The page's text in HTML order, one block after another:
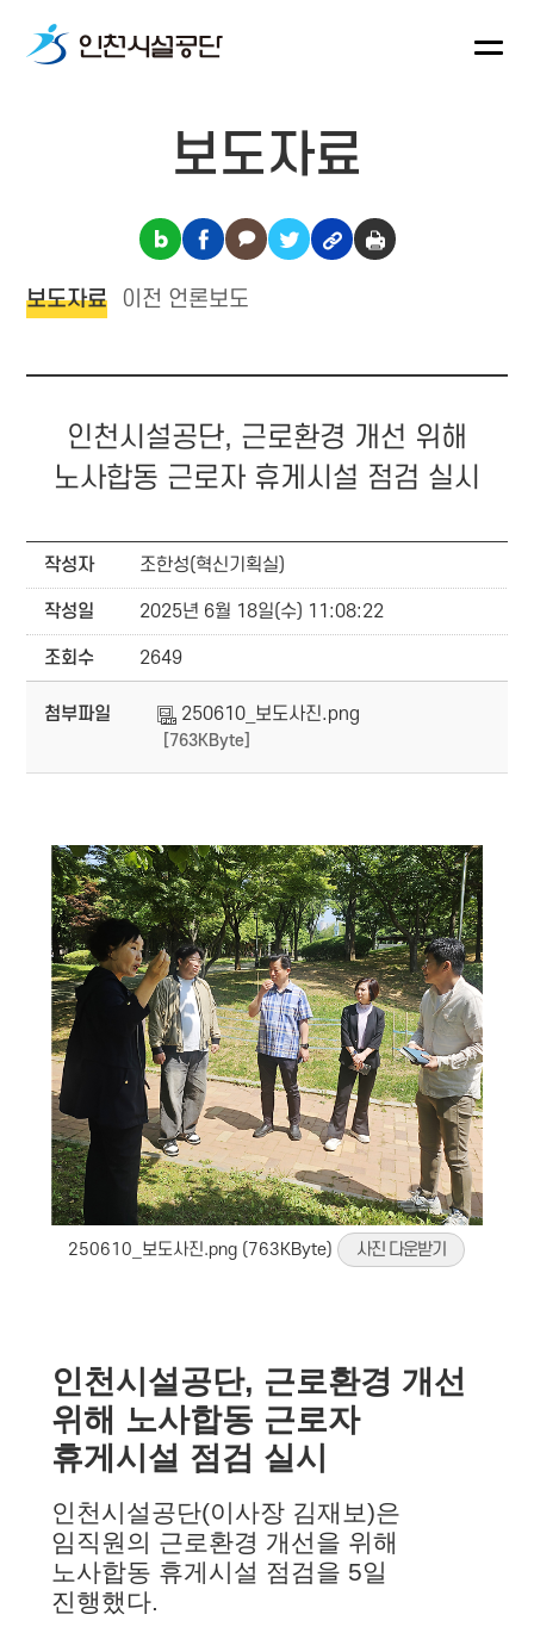
보도자료
보도자료 이전 언론보도
인천시설공단, 근로환경 개선 위해
노사합동 근로자 휴게시설 점검 실시
작성자 조한성(혁신기획실)
작성일 2025년 6월 18일(수) 11:08:22
조회수 2649
첨부파일 250610_보도사진.png
[763KByte]
250610_보도사진.png (763KByte) 사진 다운받기
인천시설공단, 근로환경 개선
위해 노사합동 근로자
휴게시설 점검 실시
인천시설공단(이사장 김재보)은
임직원의 근로환경 개선을 위해
노사합동 휴게시설 점검을 5일
진행했다.